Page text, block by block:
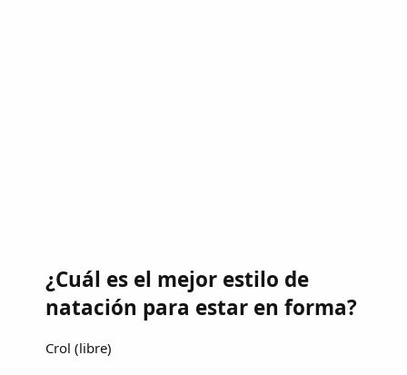
¿Cuál es el mejor estilo de
natación para estar en forma?
Crol (libre)